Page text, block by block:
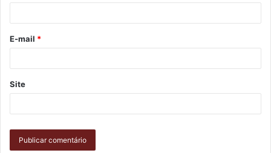
E-mail *
Site